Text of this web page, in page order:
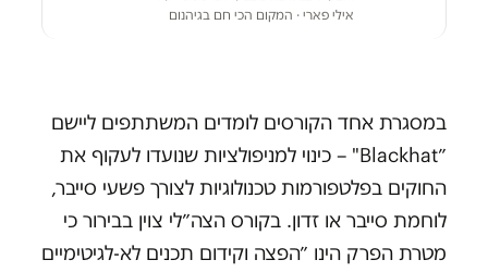
אילי פארי · המקום הכי חם בגיהנום
במסגרת אחד הקורסים לומדים המשתתפים ליישם
״Blackhat" – כינוי למניפולציות שנועדו לעקוף את
החוקים בפלטפורמות טכנולוגיות לצורך פשעי סייבר,
לוחמת סייבר או זדון. בקורס הצה״לי צוין בבירור כי
מטרת הפרק הינו ״הפצה וקידום תכנים לא-לגיטימיים